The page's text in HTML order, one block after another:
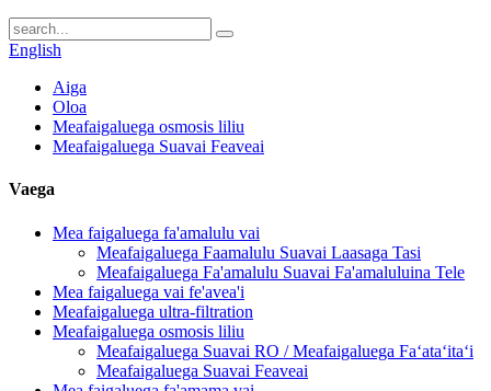
English
Aiga
Oloa
Meafaigaluega osmosis liliu
Meafaigaluega Suavai Feaveai
Vaega
Mea faigaluega fa'amalulu vai
Meafaigaluega Faamalulu Suavai Laasaga Tasi
Meafaigaluega Fa'amalulu Suavai Fa'amaluluina Tele
Mea faigaluega vai fe'avea'i
Meafaigaluega ultra-filtration
Meafaigaluega osmosis liliu
Meafaigaluega Suavai RO / Meafaigaluega Faʻataʻitaʻi
Meafaigaluega Suavai Feaveai